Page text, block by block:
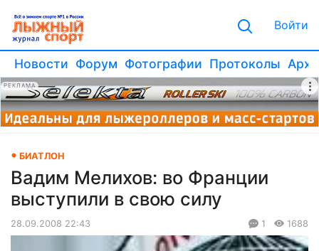
Войти
Новости Форум Фотографии Протоколы
РЕКЛАМА
БИАТЛОН
Вадим Мелихов: во Франции
выступили в свою силу
28.09.2008 22:43 1 1688